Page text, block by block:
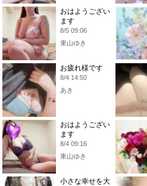
おはようござい
ます
8/5 09:06
東山ゆき
お疲れ様です
8/4 14:50
あき
おはようござい
ます
8/4 09:16
東山ゆき
小さな幸せを大